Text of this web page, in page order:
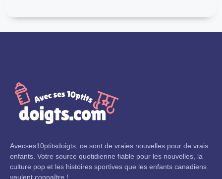
Avecses10ptitsdoigts, ce sont de vraies nouvelles pour de vrais
enfants. Votre source quotidienne fiable pour les nouvelles, la
culture pop et les histoires sportives que les enfants canadiens
veulent connaître !